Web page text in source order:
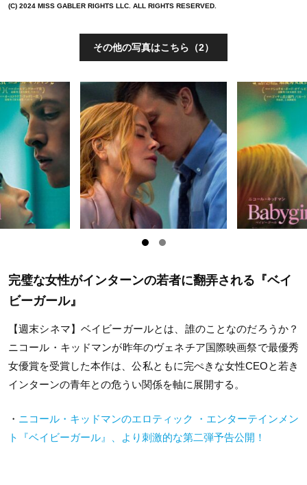
(C) 2024 MISS GABLER RIGHTS LLC. ALL RIGHTS RESERVED.
その他の写真はこちら（2）
完璧な女性がインターンの若者に翻弄される『ベイ
ビーガール』
【週末シネマ】ベイビーガールとは、誰のことなのだろうか？
ニコール・キッドマンが昨年のヴェネチア国際映画祭で最優秀
女優賞を受賞した本作は、公私ともに完ぺきな女性CEOと若き
インターンの青年との危うい関係を軸に展開する。
・ ニコール・キッドマンのエロティック ・エンターテインメン
ト『ベイビーガール』、より刺激的な第二弾予告公開！